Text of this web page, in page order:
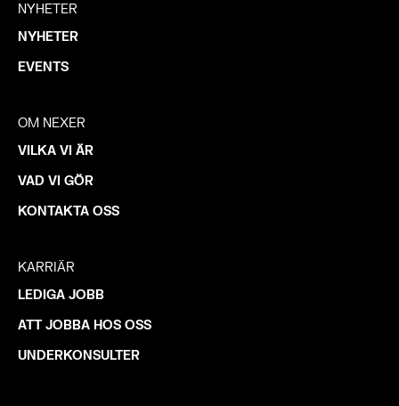
NYHETER
NYHETER
EVENTS
OM NEXER
VILKA VI ÄR
VAD VI GÖR
KONTAKTA OSS
KARRIÄR
LEDIGA JOBB
ATT JOBBA HOS OSS
UNDERKONSULTER